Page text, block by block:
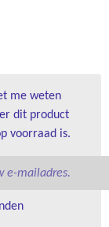
me weten
dit product
voorraad is.